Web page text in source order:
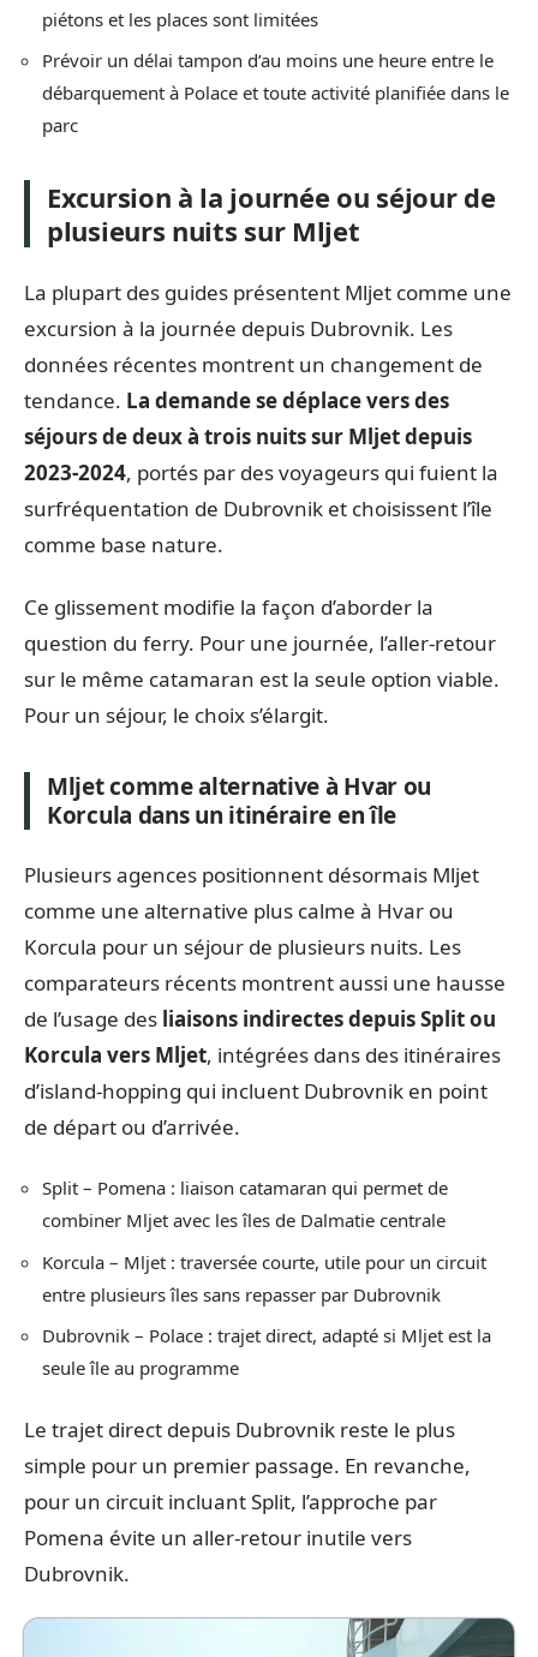
piétons et les places sont limitées
Prévoir un délai tampon d’au moins une heure entre le
débarquement à Polace et toute activité planifiée dans le
parc
Excursion à la journée ou séjour de
plusieurs nuits sur Mljet
La plupart des guides présentent Mljet comme une
excursion à la journée depuis Dubrovnik. Les
données récentes montrent un changement de
tendance. La demande se déplace vers des
séjours de deux à trois nuits sur Mljet depuis
2023-2024, portés par des voyageurs qui fuient la
surfréquentation de Dubrovnik et choisissent l’île
comme base nature.
Ce glissement modifie la façon d’aborder la
question du ferry. Pour une journée, l’aller-retour
sur le même catamaran est la seule option viable.
Pour un séjour, le choix s’élargit.
Mljet comme alternative à Hvar ou
Korcula dans un itinéraire en île
Plusieurs agences positionnent désormais Mljet
comme une alternative plus calme à Hvar ou
Korcula pour un séjour de plusieurs nuits. Les
comparateurs récents montrent aussi une hausse
de l’usage des liaisons indirectes depuis Split ou
Korcula vers Mljet, intégrées dans des itinéraires
d’island-hopping qui incluent Dubrovnik en point
de départ ou d’arrivée.
Split – Pomena : liaison catamaran qui permet de
combiner Mljet avec les îles de Dalmatie centrale
Korcula – Mljet : traversée courte, utile pour un circuit
entre plusieurs îles sans repasser par Dubrovnik
Dubrovnik – Polace : trajet direct, adapté si Mljet est la
seule île au programme
Le trajet direct depuis Dubrovnik reste le plus
simple pour un premier passage. En revanche,
pour un circuit incluant Split, l’approche par
Pomena évite un aller-retour inutile vers
Dubrovnik.